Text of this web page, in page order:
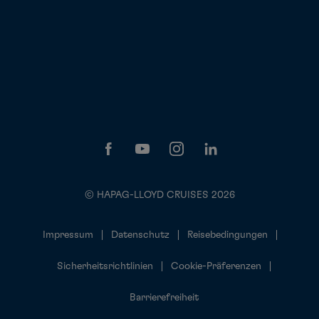
© HAPAG-LLOYD CRUISES 2026
Impressum Datenschutz Reisebedingungen
Sicherheitsrichtlinien Cookie-Präferenzen
Barrierefreiheit